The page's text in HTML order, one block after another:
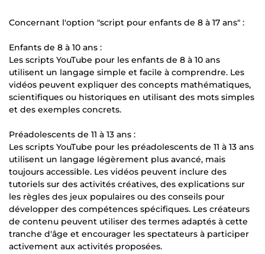
Concernant l'option "script pour enfants de 8 à 17 ans" :
Enfants de 8 à 10 ans :
Les scripts YouTube pour les enfants de 8 à 10 ans
utilisent un langage simple et facile à comprendre. Les
vidéos peuvent expliquer des concepts mathématiques,
scientifiques ou historiques en utilisant des mots simples
et des exemples concrets.
Préadolescents de 11 à 13 ans :
Les scripts YouTube pour les préadolescents de 11 à 13 ans
utilisent un langage légèrement plus avancé, mais
toujours accessible. Les vidéos peuvent inclure des
tutoriels sur des activités créatives, des explications sur
les règles des jeux populaires ou des conseils pour
développer des compétences spécifiques. Les créateurs
de contenu peuvent utiliser des termes adaptés à cette
tranche d'âge et encourager les spectateurs à participer
activement aux activités proposées.